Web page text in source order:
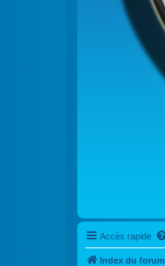
Accès rapide
Index du forum